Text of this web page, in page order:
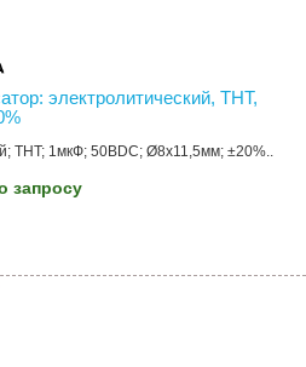
электролитический, THT,
THT; 1мкФ; 50ВDC; Ø8x11,5мм; ±20%..
запросу